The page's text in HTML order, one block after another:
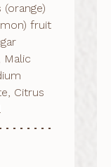
fruit
Malic
Citrus